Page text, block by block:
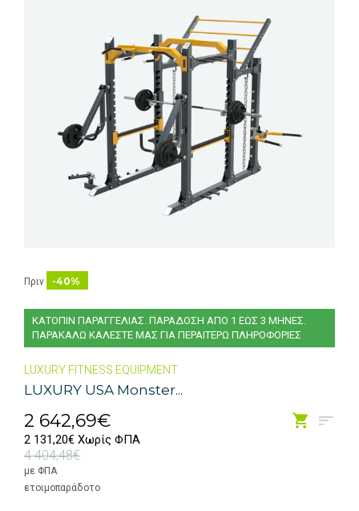
Πριν -40%
ΚΑΤΟΠΙΝ ΠΑΡΑΓΓΕΛΙΑΣ. ΠΑΡΑΔΟΣΗ ΑΠΟ 1 ΕΩΣ 3 ΜΗΝΕΣ.
ΠΑΡΑΚΑΛΩ ΚΑΛΕΣΤΕ ΜΑΣ ΓΙΑ ΠΕΡΑΙΤΕΡΩ ΠΛΗΡΟΦΟΡΙΕΣ
LUXURY FITNESS EQUIPMENT
LUXURY USA Monster...
2 642,69€
2 131,20€ Χωρίς ΦΠΑ
4 404,48€
με ΦΠΑ
ετοιμοπαράδοτο